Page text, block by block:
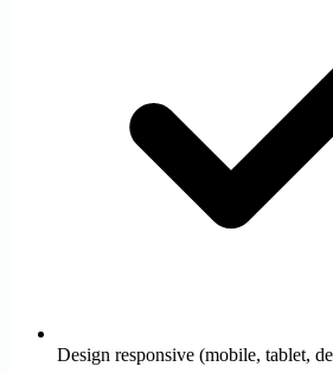
Crești organic în Google fără să
Design responsive (mobile, tablet,